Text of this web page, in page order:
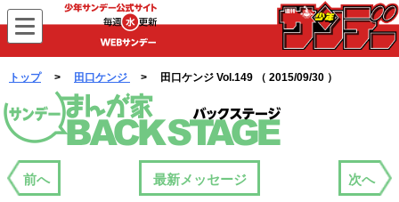
WEBサンデー
トップ> 田口ケンジ > 田口ケンジ Vol.149 （ 2015/09/30 ）
まんが家バックステージ
前へ 最新メッセージ 次へ